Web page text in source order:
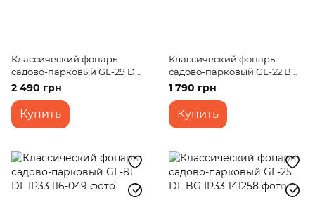
Классический фонарь
садово-парковый GL-29 D
BG IP33
2 490 грн
Купить
Классический фонарь
садово-парковый GL-22 BH
AC IP33
1 790 грн
Купить